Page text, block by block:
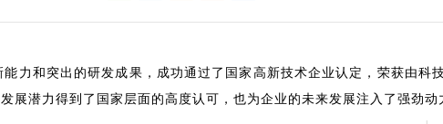
力和突出的研发成果，成功通过了国家高新技术企业认定，荣获由科
潜力得到了国家层面的高度认可，也为企业的未来发展注入了强劲动